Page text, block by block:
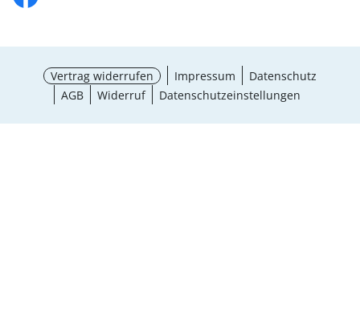
Vertrag widerrufen Impressum
Datenschutz
AGB
Widerruf Datenschutzeinstellungen